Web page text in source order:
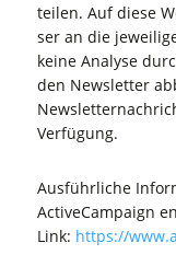
tei­len. Auf die­se
ser an die
kei­ne Ana­ly­se
den News­let­ter
Verfügung.
Aus­führ­li­che
Active­Cam­paign
Link: https://